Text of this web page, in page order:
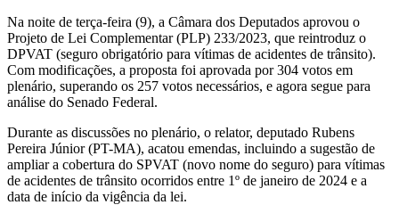
Na noite de terça-feira (9), a Câmara dos Deputados aprovou o
Projeto de Lei Complementar (PLP) 233/2023, que reintroduz o
DPVAT (seguro obrigatório para vítimas de acidentes de trânsito).
Com modificações, a proposta foi aprovada por 304 votos em
plenário, superando os 257 votos necessários, e agora segue para
análise do Senado Federal.
Durante as discussões no plenário, o relator, deputado Rubens
Pereira Júnior (PT-MA), acatou emendas, incluindo a sugestão de
ampliar a cobertura do SPVAT (novo nome do seguro) para vítimas
de acidentes de trânsito ocorridos entre 1º de janeiro de 2024 e a
data de início da vigência da lei.